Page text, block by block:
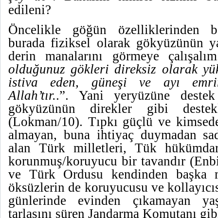
edileni?
Öncelikle göğün özelliklerinden
burada fiziksel olarak gökyüzünün
derin manalarını görmeye
olduğunuz gökleri direksiz olarak
istiva eden, güneşi ve ayı
Allah’tır..”. Yani yeryüzüne
gökyüzünün direkler gibi
(Lokman/10). Tıpkı güçlü ve
almayan, buna ihtiyaç duymadan
alan Türk milletleri, Tük
korunmuş/koruyucu bir tavandır
ve Türk Ordusu kendinden başka
öksüzlerin de koruyucusu ve
günlerinde evinden çıkamayan
tarlasını süren Jandarma Komutanı